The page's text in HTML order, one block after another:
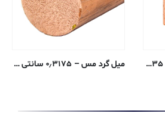
میل گرد مس – ۰٫۳۱۷۵ سانتی متر – ۱۰۱-H04